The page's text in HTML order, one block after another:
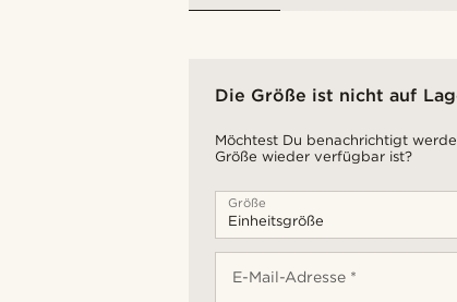
Die Größe ist nicht auf
Möchtest Du benachrichtigt
Größe wieder verfügbar ist?
Größe
E-Mail-Adresse *